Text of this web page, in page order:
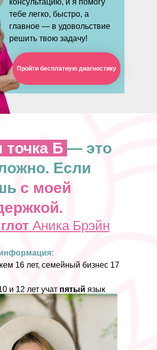
консультацию, и я помогу
тебе легко, быстро, а
главное — в удовольствие
решить твою задачу!
Пройти бесплатную диагностику
точка Б — это
Если
с моей
Аника Брэйн
16 лет, семейный бизнес 17
и 12 лет учат пятый язык